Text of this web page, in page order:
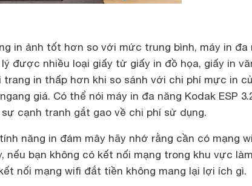
in ảnh tốt hơn so với mức trung bình, máy in đa
được nhiều loại giấy từ giấy in đồ họa, giấy in
in thấp hơn khi so sánh với chi phí mực in
giá. Có thể nói máy in đa năng Kodak ESP
cạnh tranh gắt gao về chi phí sử dụng.
năng in đám mây hãy nhớ rằng cần có mạng
nếu bạn không có kết nối mạng trong khu vực
nối mạng wifi đắt tiền không mang lại lợi ích gì.